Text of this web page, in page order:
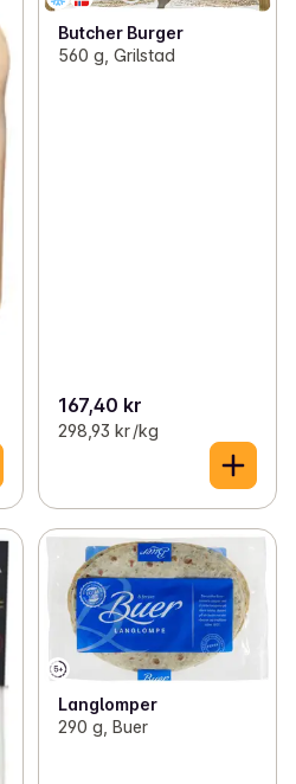
Butcher Burger
560 g, Grilstad
167,40 kr
298,93 kr /kg
Langlomper
290 g, Buer